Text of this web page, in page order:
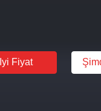
Fiyat